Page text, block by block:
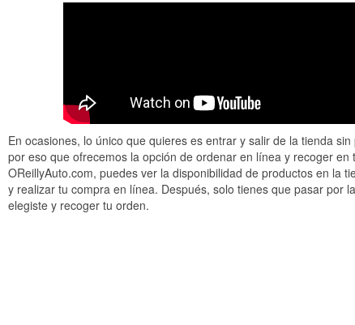
The staff here offer wonderful service!
Everyone is friendly and helpful. Just
need to find a mechanic for... Read
More
Fast store is clean, parking
and enough spots.
En ocasiones, lo único que quieres es entrar y salir de la tienda
por eso que ofrecemos la opción de ordenar en línea y recoger en
OReillyAuto.com, puedes ver la disponibilidad de productos en la
y realizar tu compra en línea. Después, solo tienes que pasar por
elegiste y recoger tu orden.